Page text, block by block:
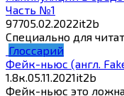
Часть №1
97705.02.2022it2b
Специально для
Глоссарий
Фейк-ньюс (англ.
1.8к.05.11.2021it2b
Фейк-ньюс это